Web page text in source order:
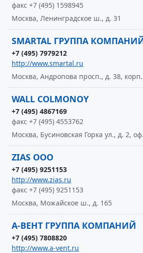
факс +7 (495) 1598945
Москва, Ленинградское ш., д. 31
SMARTAL ГРУППА
+7 (495) 7979212
http://www.smartal.ru
Москва, Андропова просп., д. 38,
WALL COLMONOY
+7 (495) 4867169
факс +7 (495) 4553762
Москва, Бусиновская Горка ул., д. 2,
ZIAS OOO
+7 (495) 9251153
http://www.zias.ru
факс +7 (495) 9251153
Москва, Можайское ш., д. 165
А-ВЕНТ ГРУППА КОМПАНИЙ
+7 (495) 7808820
http://www.a-vent.ru